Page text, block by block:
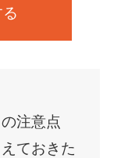
注意点
ておきた